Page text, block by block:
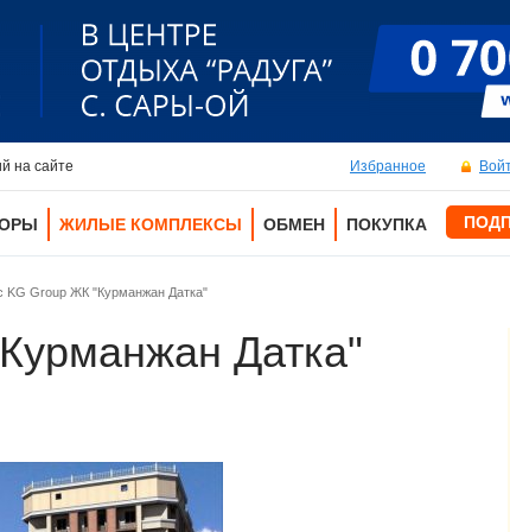
на сайте Избранное
ЖИЛЫЕ КОМПЛЕКСЫ ОБМЕН ПОКУПКА
KG Group ЖК "Курманжан Датка"
Датка"